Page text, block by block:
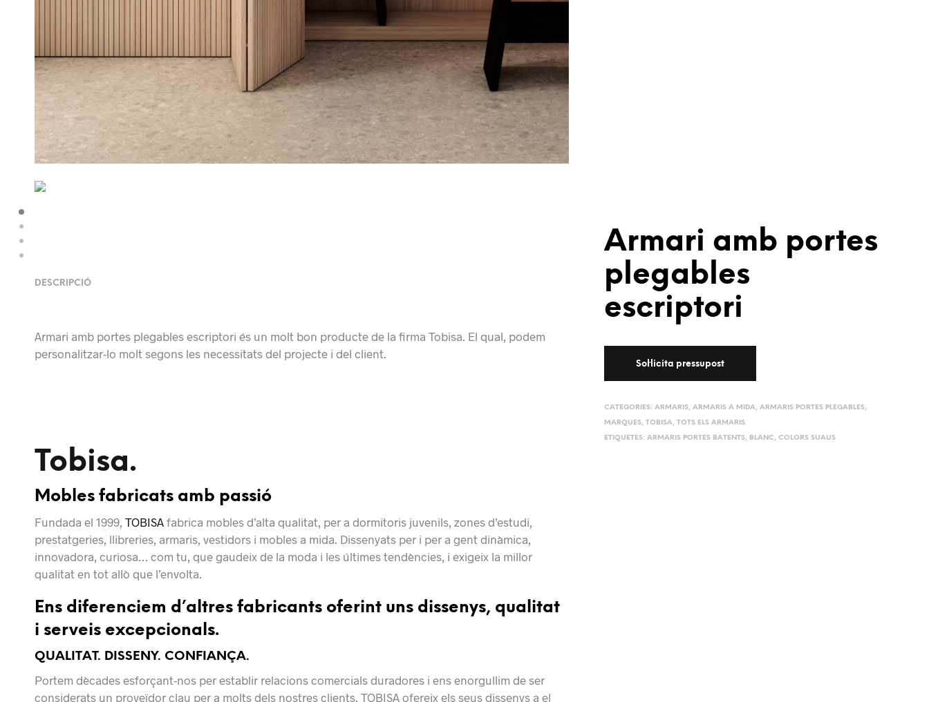
Armari amb portes
plegables
escriptori
CATEGORIES: ARMARIS, ARMARIS A MIDA, ARMARIS PORTES PLEGABLES,
MARQUES, TOBISA, TOTS ELS ARMARIS
ETIQUETES: ARMARIS PORTES BATENTS, BLANC, COLORS SUAUS
DESCRIPCIÓ
Armari amb portes plegables escriptori és un molt bon producte de la firma Tobisa. El qual, podem
personalitzar-lo molt segons les necessitats del projecte i del client.
Tobisa.
Mobles fabricats amb passió
Fundada el 1999, TOBISA fabrica mobles d’alta qualitat, per a dormitoris juvenils, zones d’estudi,
prestatgeries, llibreries, armaris, vestidors i mobles a mida. Dissenyats per i per a gent dinàmica,
innovadora, curiosa… com tu, que gaudeix de la moda i les últimes tendències, i exigeix ​​la millor
qualitat en tot allò que l’envolta.
Ens diferenciem d’altres fabricants oferint uns dissenys, qualitat
i serveis excepcionals.
QUALITAT. DISSENY. CONFIANÇA.
Portem dècades esforçant-nos per establir relacions comercials duradores i ens enorgullim de ser
considerats un proveïdor clau per a molts dels nostres clients. TOBISA ofereix els seus dissenys a el